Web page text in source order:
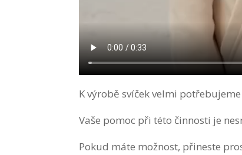
K výrobě svíček velmi
Vaše pomoc při této činnosti je
Pokud máte možnost, přineste